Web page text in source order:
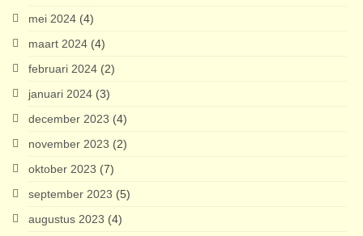
mei 2024 (4)
maart 2024 (4)
februari 2024 (2)
januari 2024 (3)
december 2023 (4)
november 2023 (2)
oktober 2023 (7)
september 2023 (5)
augustus 2023 (4)